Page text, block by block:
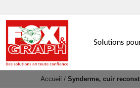
Solutions
Accueil /Synderme, cuir